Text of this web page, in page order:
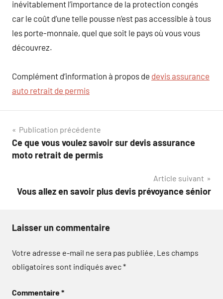
inévitablement l’importance de la protection congés
car le coût d’une telle pousse n’est pas accessible à tous
les porte-monnaie, quel que soit le pays où vous vous
découvrez.
Complément d’information à propos de devis assurance
auto retrait de permis
Navigation
de
Publication précédente
Ce que vous voulez savoir sur devis assurance
moto retrait de permis
Article suivant
Vous allez en savoir plus devis prévoyance sénior
Laisser un commentaire
Votre adresse e-mail ne sera pas publiée. Les champs
obligatoires sont indiqués avec*
Commentaire*